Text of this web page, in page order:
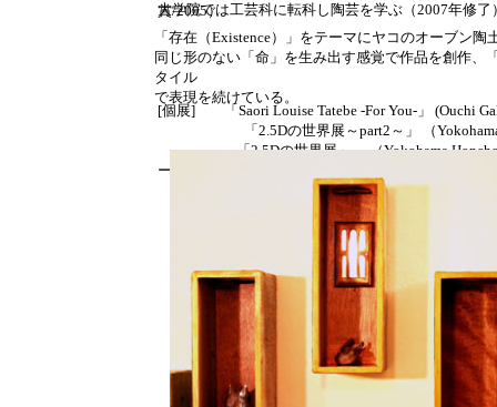
「存在（Existence）」をテーマにヤコのオーブン
同じ形のない「命」を生み出す感覚で作品を創作
タイル
で表現を続けている。
大学院では工芸科に転科し陶芸を学ぶ（2007年修了
賞/2005）
[個展] 「Saori Louise Tatebe -For You-」 (Ouchi
「2.5Dの世界展～part2～」 （Yokohama
「2.5Dの世界展」 （Yokohama Honcho
ープ展多数